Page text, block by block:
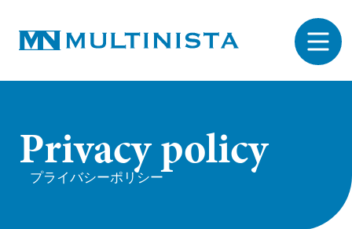
Privacypolicy
プライバシーポリシー